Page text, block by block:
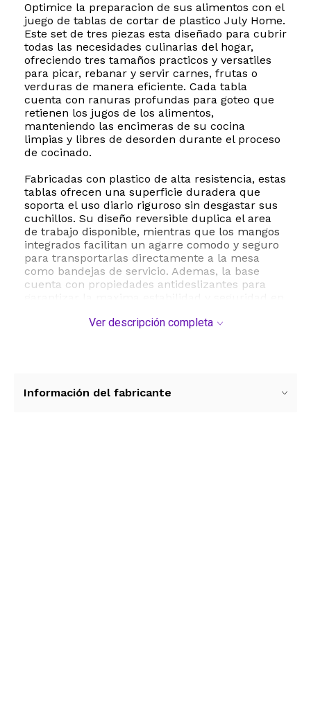
Optimice la preparacion de sus alimentos con el
juego de tablas de cortar de plastico July Home.
Este set de tres piezas esta diseñado para cubrir
todas las necesidades culinarias del hogar,
ofreciendo tres tamaños practicos y versatiles
para picar, rebanar y servir carnes, frutas o
verduras de manera eficiente. Cada tabla
cuenta con ranuras profundas para goteo que
retienen los jugos de los alimentos,
manteniendo las encimeras de su cocina
limpias y libres de desorden durante el proceso
de cocinado.
Fabricadas con plastico de alta resistencia, estas
tablas ofrecen una superficie duradera que
soporta el uso diario riguroso sin desgastar sus
cuchillos. Su diseño reversible duplica el area
de trabajo disponible, mientras que los mangos
integrados facilitan un agarre comodo y seguro
para transportarlas directamente a la mesa
como bandejas de servicio. Ademas, la base
cuenta con propiedades antideslizantes para
cm, y un grosor de 0.8 cm, este juego es el
Ver descripción completa
Información del fabricante